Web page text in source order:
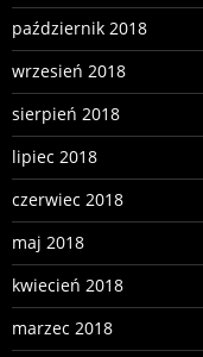
październik 2018
wrzesień 2018
sierpień 2018
lipiec 2018
czerwiec 2018
maj 2018
kwiecień 2018
marzec 2018